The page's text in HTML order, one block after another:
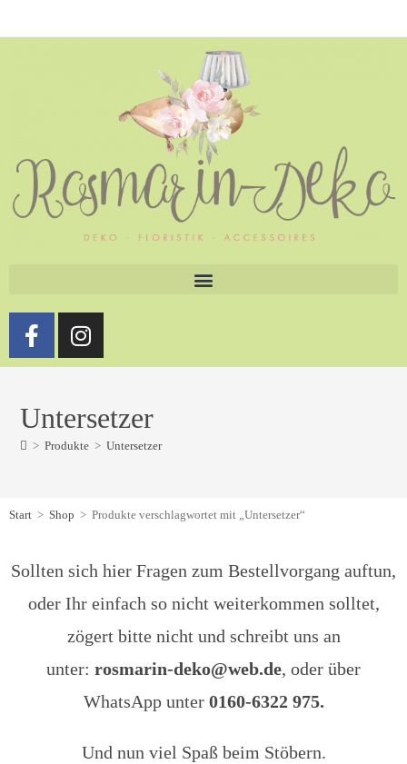
Untersetzer
> Produkte > Untersetzer
Start > Shop > Produkte verschlagwortet mit „Untersetzer“
Sollten sich hier Fragen zum Bestellvorgang auftun,
oder Ihr einfach so nicht weiterkommen solltet,
zögert bitte nicht und schreibt uns an
unter: rosmarin-deko@web.de, oder über
WhatsApp unter 0160-6322 975.
Und nun viel Spaß beim Stöbern.